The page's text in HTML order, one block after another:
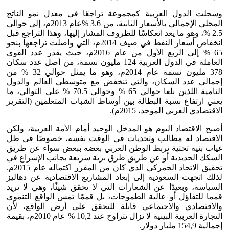
وسجلت الدول العربية كمجموعة تراجعًا في معدل نمو الناتج
المحلي الإجمالي بالأسعار الثابتة، من 3.6 %عام 2013م، إلى حوالي
2.5 %، وهو ما يعد انعكاسًا للظروف المشار إليها، وهذا التراجع قبل
انخفاض أسعار النفط في صيف 2014م، التي واصلت تراجعها بنحو
65 % إلى الربع الأول من عام 2016م، حيث يقدر عدد القوى
العاملة في الدول العربية 124 مليون نسمة، من أصل عدد سكان
378 مليون نسمة عام 2014م، وهو ما يمثل حوالي 32 % من
إجمالي عدد السكان، والتي تنخفض مع متوسطي العالم والدول
النامية اللذين بلغا حوالي 65 % وحوالي 70.5 % على التوالي، ما
يعني ارتفاع نسبة البطالة بين أوساط الشباب المتعلمين (التقرير
الاقتصادي العربي الموحد، 2015م).
أصبح الاقتصاد اليوم هو المدخل الوحيد أمام الأمة العربية، ولكن
الاقتصاد له مطالب وتحديات في الوقت نفسه، خصوصًا في ظل
غياب بنية تحتية تربط الوطن العربي بعضه ببعض سواء عن طريق
السكك الحديدية أو عن طريق طرق برية سريعة بجانب الإسراع في
تحقيق الاتحاد الجمركي الذي كان من المقرر اكتماله عام 2015م.
لذلك اتجهت السعودية إلى إبعاد المشاريع الاقتصادية عن دهاليز
السياسة، وبعيدًا عن الشعارات التي لا تحقق شيئًا، وهي لا تريد
قمما للتفاؤل أو عالية الطموحات، بل قممًا تمس الواقع التنموي
والاقتصادي والاجتماعي قابلة للتحقق على أرض الواقع، لأن
التجارة العربية البينية لا تزال تتراوح عند 10,2 % عام 2010م، بقيمة
إجمالية 154,9 مليار دولار.